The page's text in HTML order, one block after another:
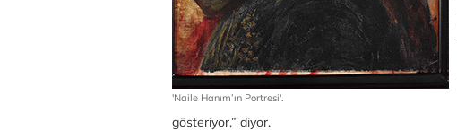
'Naile Hanım’ın Portresi'.
gösteriyor,” diyor.